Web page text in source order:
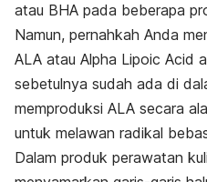
atau BHA pada beberapa
Namun, pernahkah Anda
ALA atau Alpha Lipoic Acid
sebetulnya sudah ada di
memproduksi ALA secara
untuk melawan radikal
Dalam produk perawatan